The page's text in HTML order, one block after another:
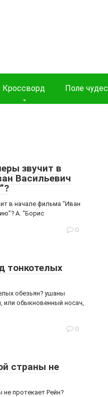
Кроссворд Поле чудес
звучит в
Васильевич
в начале фильма “Иван
A. “Борис
0
тонкотелых
обезьян? ушаны
или обыкновенный носач,
0
страны не
протекает Рейн?